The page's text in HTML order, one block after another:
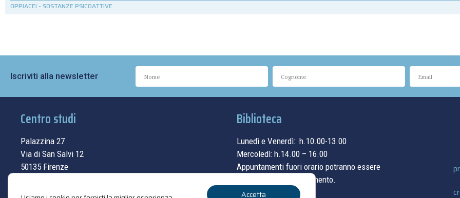
OPPIACEI - SOSTANZE PSICOATTIVE
Iscriviti alla newsletter
Centro studi
Palazzina 27
Via di San Salvi 12
50135 Firenze
Biblioteca
Lunedì e Venerdì: h.10.00-13.00
Mercoledì: h.14.00 – 16.00
Appuntamenti fuori orario potranno essere
concordati su appuntamento.
Accetta